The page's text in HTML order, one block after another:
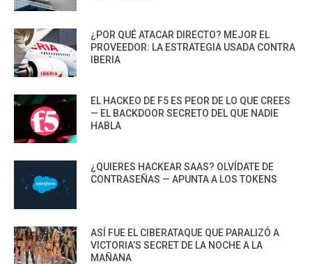
¿POR QUÉ ATACAR DIRECTO? MEJOR EL
PROVEEDOR: LA ESTRATEGIA USADA CONTRA
IBERIA
EL HACKEO DE F5 ES PEOR DE LO QUE CREES
— EL BACKDOOR SECRETO DEL QUE NADIE
HABLA
¿QUIERES HACKEAR SAAS? OLVÍDATE DE
CONTRASEÑAS — APUNTA A LOS TOKENS
ASÍ FUE EL CIBERATAQUE QUE PARALIZÓ A
VICTORIA’S SECRET DE LA NOCHE A LA
MAÑANA